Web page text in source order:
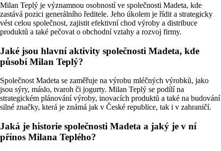
Milan Teplý je významnou osobností ve společnosti Madeta, kde
zastává pozici generálního ředitele. Jeho úkolem je řídit a strategicky
vést celou společnost, zajistit efektivní chod výroby a distribuce
produktů a také pečovat o obchodní vztahy a rozvoj firmy.
Jaké jsou hlavní aktivity společnosti Madeta, kde
působí Milan Teplý?
Společnost Madeta se zaměřuje na výrobu mléčných výrobků, jako
jsou sýry, máslo, tvaroh či jogurty. Milan Teplý se podílí na
strategickém plánování výroby, inovacích produktů a také na budování
silné značky, která je známá jak v České republice, tak i v zahraničí.
Jaká je historie společnosti Madeta a jaký je v ní
přínos Milana Teplého?